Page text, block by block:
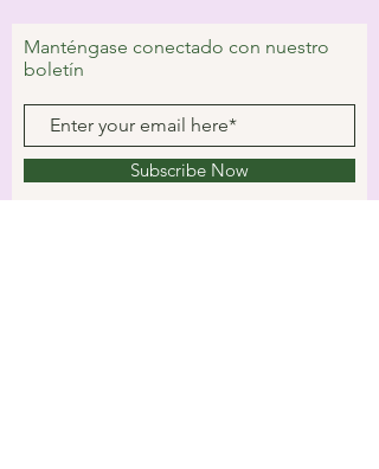
Manténgase conectado con nuestro
boletín
Subscribe Now